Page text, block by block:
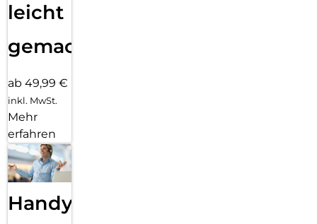
leicht
gemacht!
ab 49,99 €
inkl. MwSt.
Mehr
erfahren
Handy